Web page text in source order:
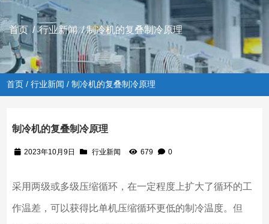
首页 /行业新闻/ 制冷机的复叠制冷原理
首页 /行业新闻 / 制冷机的复叠制冷原理
制冷机的复叠制冷原理
2023年10月9日 行业新闻 679 0
采用两级或多级压缩循环，在一定程度上扩大了循环的工
作温差，可以获得比单机压缩循环更低的制冷温度。但